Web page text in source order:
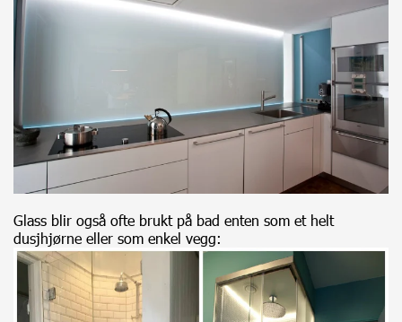
Glass blir også ofte brukt på bad enten som et helt
dusjhjørne eller som enkel vegg: